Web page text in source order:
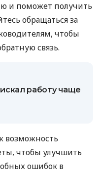
и поможет получить
обращаться за
чтобы
связь.
работу чаще
возможность
чтобы улучшить
ошибок в